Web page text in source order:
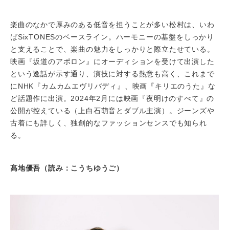
楽曲のなかで厚みのある低音を担うことが多い松村は、いわ
ばSixTONESのベースライン。ハーモニーの基盤をしっかり
と支えることで、楽曲の魅力をしっかりと際立たせている。
映画『坂道のアポロン』にオーディションを受けて出演した
という逸話が示す通り、演技に対する熱意も高く、これまで
にNHK『カムカムエヴリバディ』、映画『キリエのうた』な
ど話題作に出演。2024年2月には映画『夜明けのすべて』の
公開が控えている（上白石萌音とダブル主演）。ジーンズや
古着にも詳しく、独創的なファッションセンスでも知られ
る。
髙地優吾（読み：こうちゆうご）